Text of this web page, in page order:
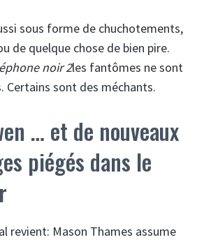
sous forme de chuchotements,
de quelque chose de bien pire.
noir 2les fantômes ne sont
Certains sont des méchants.
… et de nouveaux
piégés dans le
revient: Mason Thames assume